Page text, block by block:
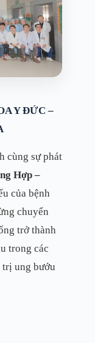
Y ĐỨC –
cùng sự phát
Hợp –
của bệnh
chuyển
trở thành
trong các
trị ung bướu